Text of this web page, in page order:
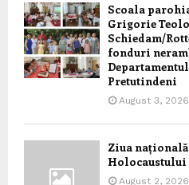
Scoala
Grigorie
Schiedam/
fonduri
Pretutindeni
August 3, 2026
Ziua
August 2, 2026